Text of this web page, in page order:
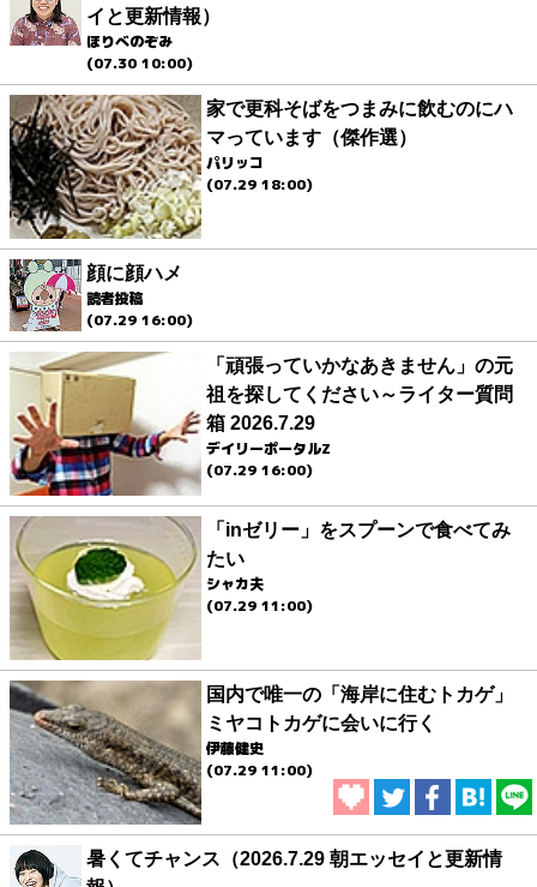
イと更新情報）
ほりべのぞみ
(07.30 10:00)
家で更科そばをつまみに飲むのにハ
マっています（傑作選）
パリッコ
(07.29 18:00)
顔に顔ハメ
読者投稿
(07.29 16:00)
「頑張っていかなあきません」の元
祖を探してください～ライター質問
箱 2026.7.29
デイリーポータルZ
(07.29 16:00)
「inゼリー」をスプーンで食べてみ
たい
シャカ夫
(07.29 11:00)
国内で唯一の「海岸に住むトカゲ」
ミヤコトカゲに会いに行く
伊藤健史
(07.29 11:00)
暑くてチャンス（2026.7.29 朝エッセイと更新情